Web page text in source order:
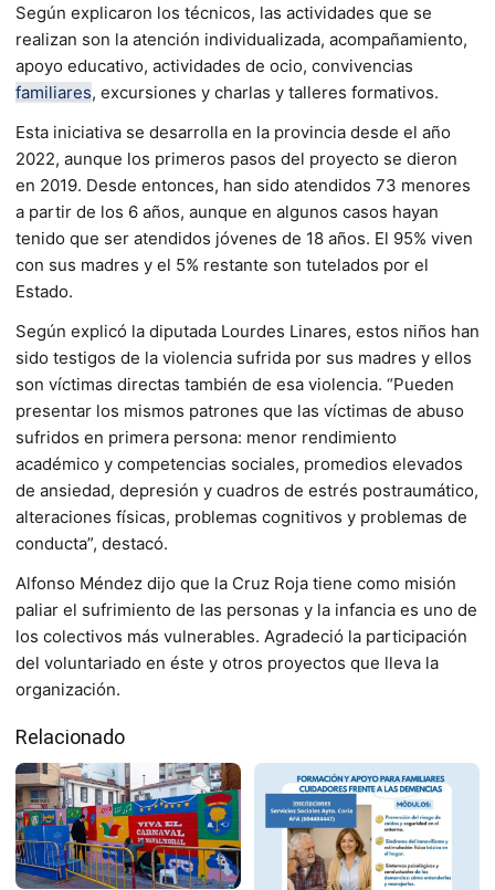
Según explicaron los técnicos, las actividades que se
realizan son la atención individualizada, acompañamiento,
apoyo educativo, actividades de ocio, convivencias
familiares, excursiones y charlas y talleres formativos.
Esta iniciativa se desarrolla en la provincia desde el año
2022, aunque los primeros pasos del proyecto se dieron
en 2019. Desde entonces, han sido atendidos 73 menores
a partir de los 6 años, aunque en algunos casos hayan
tenido que ser atendidos jóvenes de 18 años. El 95% viven
con sus madres y el 5% restante son tutelados por el
Estado.
Según explicó la diputada Lourdes Linares, estos niños han
sido testigos de la violencia sufrida por sus madres y ellos
son víctimas directas también de esa violencia. “Pueden
presentar los mismos patrones que las víctimas de abuso
sufridos en primera persona: menor rendimiento
académico y competencias sociales, promedios elevados
de ansiedad, depresión y cuadros de estrés postraumático,
alteraciones físicas, problemas cognitivos y problemas de
conducta”, destacó.
Alfonso Méndez dijo que la Cruz Roja tiene como misión
paliar el sufrimiento de las personas y la infancia es uno de
los colectivos más vulnerables. Agradeció la participación
del voluntariado en éste y otros proyectos que lleva la
organización.
Relacionado